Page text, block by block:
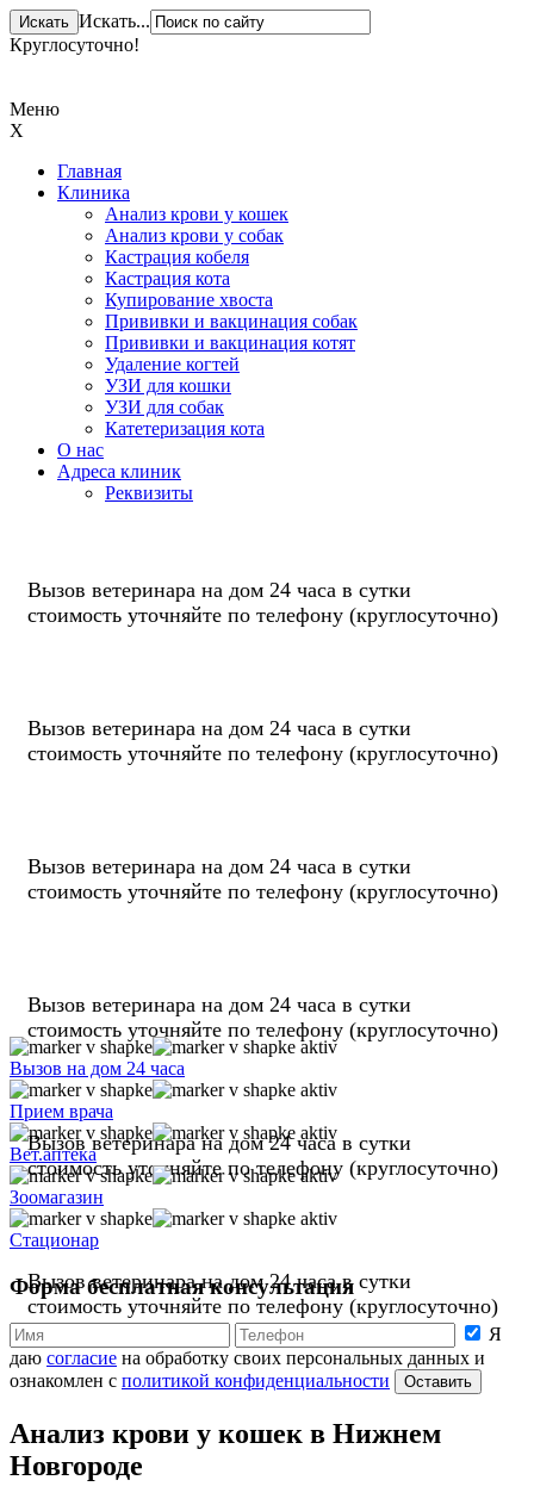
Искать...
Круглосуточно!
Меню
X
Главная
Клиника
Анализ крови у кошек
Анализ крови у собак
Кастрация кобеля
Кастрация кота
Купирование хвоста
Прививки и вакцинация собак
Прививки и вакцинация котят
Удаление когтей
УЗИ для кошки
УЗИ для собак
Катетеризация кота
О нас
Адреса клиник
Реквизиты
Вызов ветеринара на дом 24 часа в сутки
стоимость уточняйте по телефону (круглосуточно)
Вызов ветеринара на дом 24 часа в сутки
стоимость уточняйте по телефону (круглосуточно)
Вызов ветеринара на дом 24 часа в сутки
стоимость уточняйте по телефону (круглосуточно)
Вызов ветеринара на дом 24 часа в сутки
стоимость уточняйте по телефону (круглосуточно)
Вызов ветеринара на дом24 часа в сутки
стоимость уточняйте по телефону (круглосуточно)
Вызов ветеринара на дом24 часав сутки
стоимость уточняйте по телефону (круглосуточно)
Вызов на дом 24 часа
Прием врача
Вет.аптека
Зоомагазин
Стационар
Форма бесплатная консультация
Я
даю согласие на обработку своих персональных данных и
ознакомлен с политикой конфиденциальности Оставить
Анализ крови у кошек в Нижнем
Новгороде